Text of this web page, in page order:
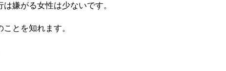
嫌がる女性は少ないです。
とを知れます。